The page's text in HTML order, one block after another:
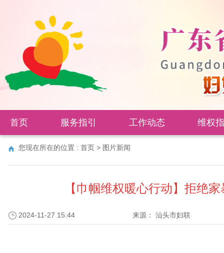
首页 服务指引 工作动态 维权
您现在所在的位置 : 首页 > 图片新闻
【巾帼维权暖心行动】拒绝
2024-11-27 15:44 来源： 汕头市妇联